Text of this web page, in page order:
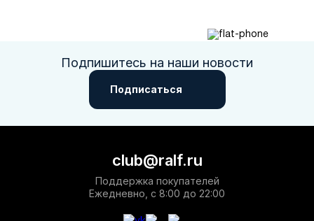
Подпишитесь на наши новости
Подписаться
club@ralf.ru
Поддержка покупателей
Ежедневно, с 8:00 до 22:00